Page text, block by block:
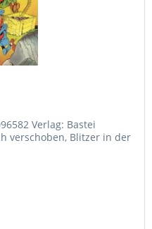
Verlag: Bastei
verschoben, Blitzer in der